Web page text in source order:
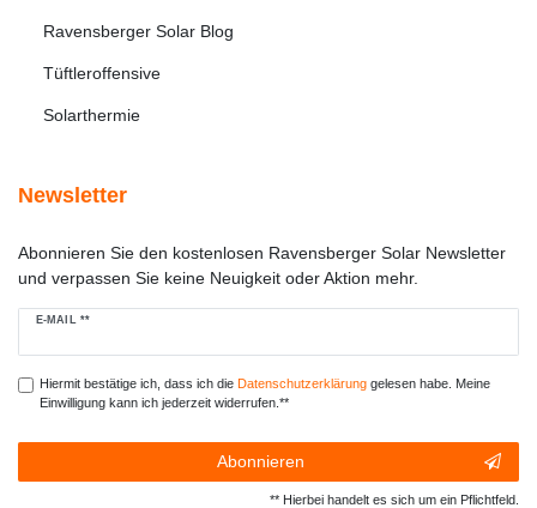
Ravensberger Solar Blog
Tüftleroffensive
Solarthermie
Newsletter
Abonnieren Sie den kostenlosen Ravensberger Solar Newsletter
und verpassen Sie keine Neuigkeit oder Aktion mehr.
E-MAIL **
Newsletter
Hiermit bestätige ich, dass ich die Daten­schutz­erklärunggelesen habe. Meine
Einwilligung kann ich jederzeit widerrufen.**
Abonnieren
** Hierbei handelt es sich um ein Pflichtfeld.